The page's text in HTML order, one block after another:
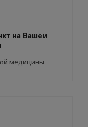
на Вашем
медицины